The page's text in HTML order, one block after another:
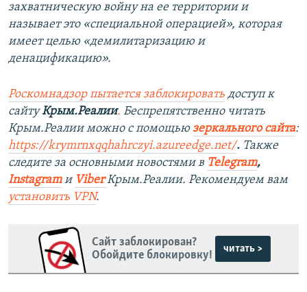
захватническую войну на ее территории и
называет это «специальной операцией», которая
имеет целью «демилитаризацию и
денацификацию».
Роскомнадзор пытается заблокировать доступ к
сайтуКрым.Реалии. Беспрепятственно читать
Крым.Реалии можно с помощью зеркального сайта:
https://krymrnxqqhahrczyi.azureedge.net/. Также
следите за основными новостями в Telegram,
Instagram и ViberКрым.Реалии. Рекомендуем вам
установить VPN.
Сайт заблокирован?
Обойдите блокировку!
читать >